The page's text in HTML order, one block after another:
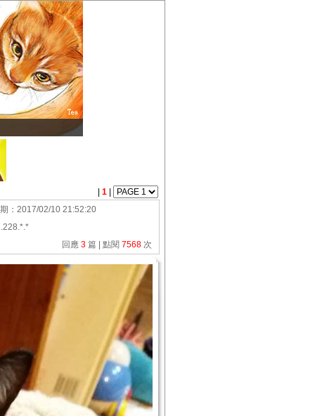
1
： 2017/02/10 21:52:20
回應 3 篇 | 點閱 7568次